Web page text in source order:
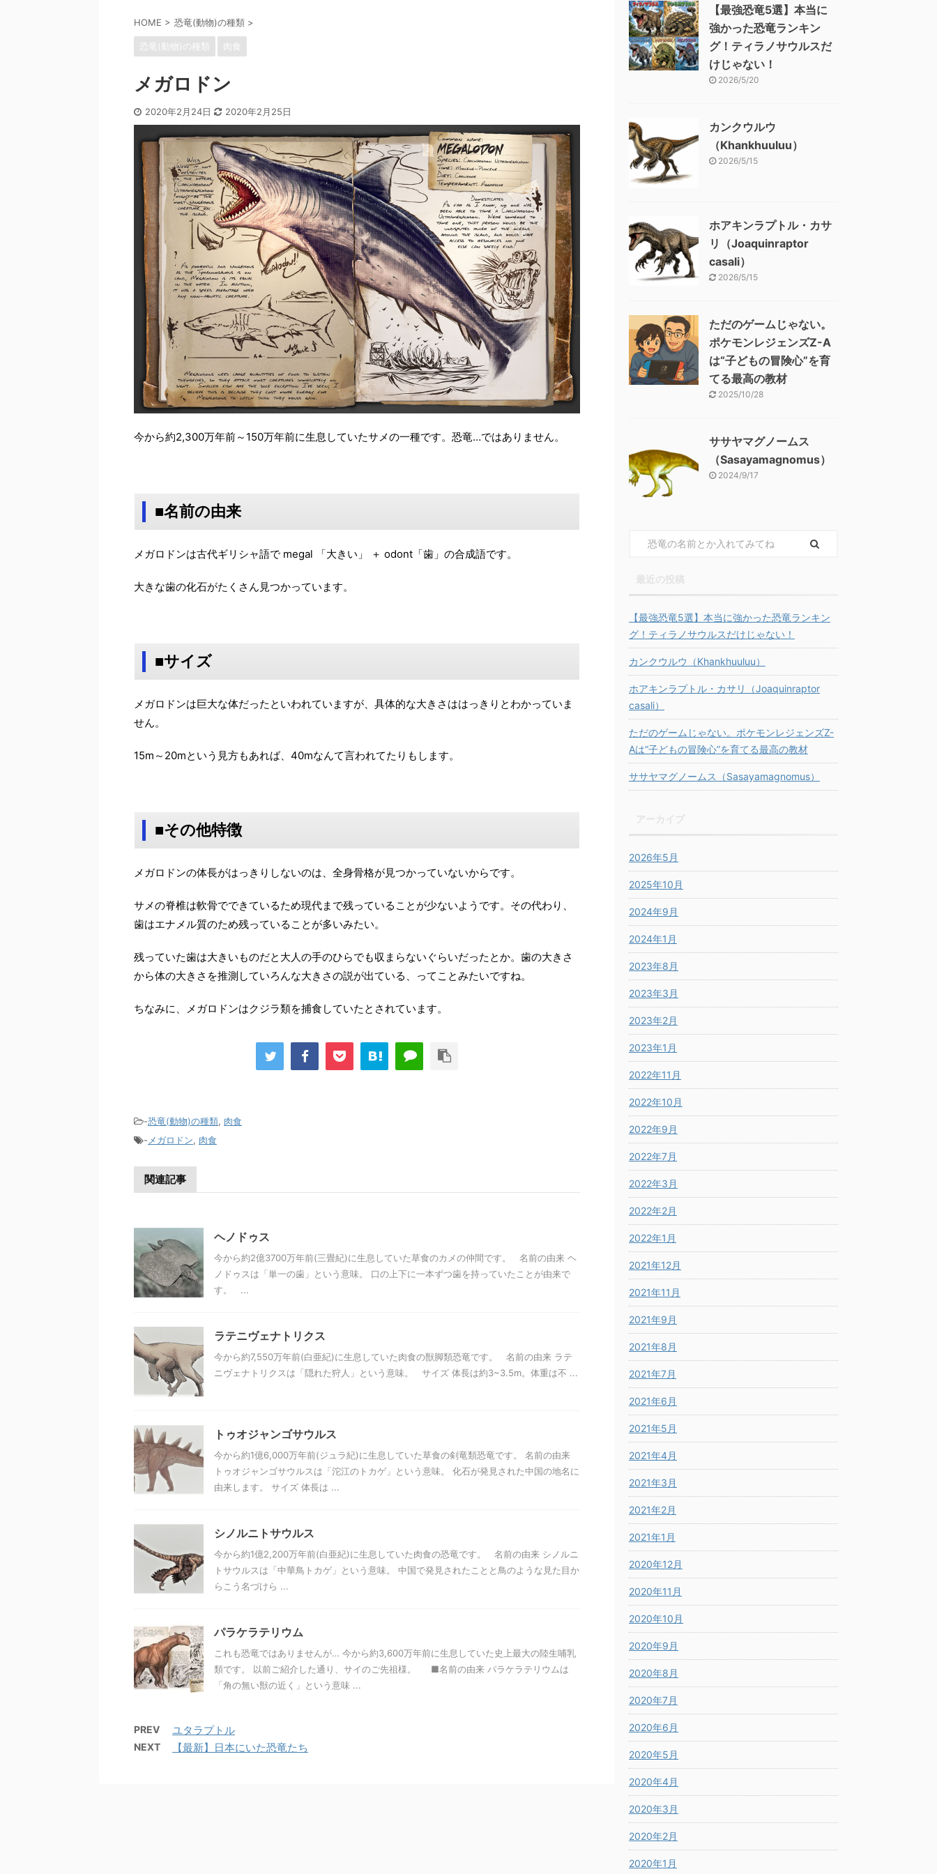
HOME > 恐竜(動物)の種類 >
恐竜(動物)の種類 肉食
メガロドン
2020年2月24日 2020年2月25日
今から約2,300万年前～150万年前に生息していたサメの一種です。恐竜…ではありません。
■名前の由来
メガロドンは古代ギリシャ語で megal 「大きい」 ＋ odont「歯」の合成語です。
大きな歯の化石がたくさん見つかっています。
■サイズ
メガロドンは巨大な体だったといわれていますが、具体的な大きさははっきりとわかっていま
せん。
15m～20mという見方もあれば、40mなんて言われてたりもします。
■その他特徴
メガロドンの体長がはっきりしないのは、全身骨格が見つかっていないからです。
サメの脊椎は軟骨でできているため現代まで残っていることが少ないようです。その代わり、
歯はエナメル質のため残っていることが多いみたい。
残っていた歯は大きいものだと大人の手のひらでも収まらないぐらいだったとか。歯の大きさ
から体の大きさを推測していろんな大きさの説が出ている、ってことみたいですね。
ちなみに、メガロドンはクジラ類を捕食していたとされています。
-恐竜(動物)の種類, 肉食
- メガロドン, 肉食
関連記事
ヘノドゥス
今から約2億3700万年前(三畳紀)に生息していた草食のカメの仲間です。 名前の由来 ヘ
ノドゥスは「単一の歯」という意味。 口の上下に一本ずつ歯を持っていたことが由来で
す。 ...
ラテニヴェナトリクス
今から約7,550万年前(白亜紀)に生息していた肉食の獣脚類恐竜です。 名前の由来 ラテ
ニヴェナトリクスは「隠れた狩人」という意味。 サイズ 体長は約3~3.5m。体重は不 ...
トゥオジャンゴサウルス
今から約1億6,000万年前(ジュラ紀)に生息していた草食の剣竜類恐竜です。 名前の由来
トゥオジャンゴサウルスは「沱江のトカゲ」という意味。 化石が発見された中国の地名に
由来します。 サイズ 体長は ...
シノルニトサウルス
今から約1億2,200万年前(白亜紀)に生息していた肉食の恐竜です。 名前の由来 シノルニ
トサウルスは「中華鳥トカゲ」という意味。 中国で発見されたことと鳥のような見た目か
らこう名づけら ...
パラケラテリウム
これも恐竜ではありませんが… 今から約3,600万年前に生息していた史上最大の陸生哺乳
類です。 以前ご紹介した通り、サイのご先祖様。 ■名前の由来 パラケラテリウムは
「角の無い獣の近く」という意味 ...
PREV ユタラプトル
NEXT 【最新】日本にいた恐竜たち
【最強恐竜5選】本当に
強かった恐竜ランキン
グ！ティラノサウルスだ
けじゃない！
2026/5/20
カンクウルウ
（Khankhuuluu）
2026/5/15
ホアキンラプトル・カサ
リ（Joaquinraptor
casali）
2026/5/15
ただのゲームじゃない。
ポケモンレジェンズZ-A
は“子どもの冒険心”を育
てる最高の教材
2025/10/28
ササヤマグノームス
（Sasayamagnomus）
2024/9/17
【最強恐竜5選】本当に強かった恐竜ランキン
グ！ティラノサウルスだけじゃない！
カンクウルウ（Khankhuuluu）
ホアキンラプトル・カサリ（Joaquinraptor
casali）
ただのゲームじゃない。ポケモンレジェンズZ-
Aは“子どもの冒険心”を育てる最高の教材
ササヤマグノームス（Sasayamagnomus）
2026年5月
2025年10月
2024年9月
2024年1月
2023年8月
2023年3月
2023年2月
2023年1月
2022年11月
2022年10月
2022年9月
2022年7月
2022年3月
2022年2月
2022年1月
2021年12月
2021年11月
2021年9月
2021年8月
2021年7月
2021年6月
2021年5月
2021年4月
2021年3月
2021年2月
2021年1月
2020年12月
2020年11月
2020年10月
2020年9月
2020年8月
2020年7月
2020年6月
2020年5月
2020年4月
2020年3月
2020年2月
2020年1月